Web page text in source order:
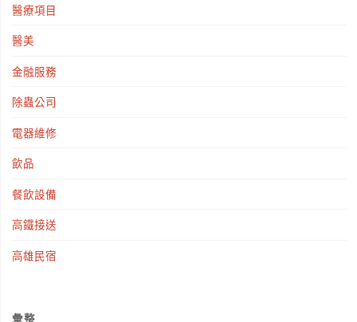
醫療項目
醫美
金融服務
除蟲公司
電器維修
飲品
餐飲設備
高鐵接送
高雄民宿
彙整